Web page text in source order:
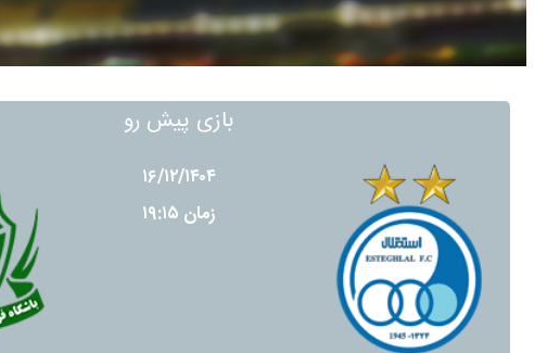
بازی پیش رو
۱۶/۱۲/۱۴۰۴
زمان ۱۹:۱۵